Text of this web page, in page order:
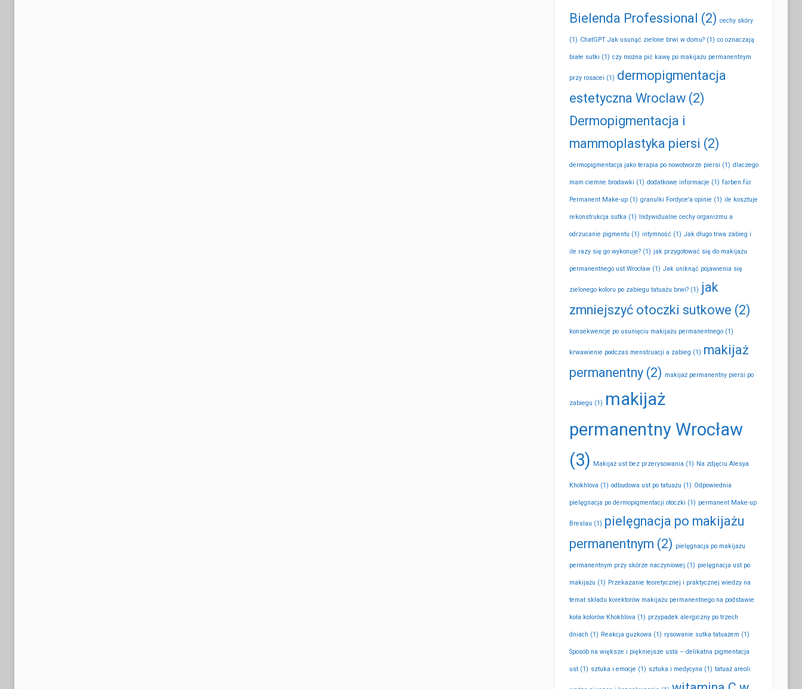
Bielenda Professional (2) cechy skóry
(1) ChatGPT Jak usunąć zielone brwi w domu?(1) co oznaczają
białe sutki (1) czy można pić kawę po makijażu permanentnym
przy rosacei (1) dermopigmentacja
estetyczna Wroclaw(2)
Dermopigmentacja i
mammoplastyka piersi (2)
dermopigmentacja jako terapia po nowotworze piersi (1) dlaczego
mam ciemne brodawki (1) dodatkowe informacje (1) farben für
Permanent Make-up(1) granulki Fordyce’a opinie (1) ile kosztuje
rekonstrukcja sutka (1) Indywidualne cechy organizmu a
odrzucanie pigmentu (1) intymność(1) Jak długo trwa zabieg i
ile razy się go wykonuje?(1) jak przygotować się do makijażu
permanentnego ust Wrocław(1) Jak uniknąć pojawienia się
zielonego koloru po zabiegu tatuażu brwi?(1) jak
zmniejszyć otoczki sutkowe (2)
konsekwencje po usunięciu makijażu permanentnego(1)
krwawienie podczas menstruacji a zabieg (1) makijaż
permanentny(2) makijaż permanentny piersi po
zabiegu (1) makijaż
permanentny Wrocław
(3) Makijaż ust bez przerysowania (1) Na zdjęciu Alesya
Khokhlova (1) odbudowa ust po tatuażu (1) Odpowiednia
pielęgnacja po dermopigmentacji otoczki (1) permanent Make-up
Breslau (1) pielęgnacja po makijażu
permanentnym (2) pielęgnacja po makijażu
permanentnym przy skórze naczyniowej (1) pielęgnacja ust po
makijażu (1) Przekazanie teoretycznej i praktycznej wiedzy na
temat składu korektorów makijażu permanentnego na podstawie
koła kolorów Khokhlova (1) przypadek alergiczny po trzech
dniach (1) Reakcja guzkowa (1) rysowanie sutka tatuażem (1)
Sposób na większe i piękniejsze usta – delikatna pigmentacja
ust(1) sztuka i emocje (1) sztuka i medycyna (1) tatuaż areoli: